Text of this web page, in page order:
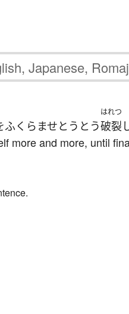
ふくらませとうとう
はれつ
破裂
more and more, until